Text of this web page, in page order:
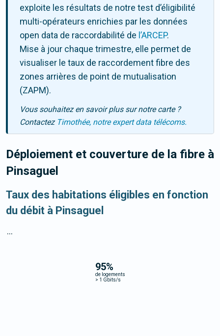
exploite les résultats de notre test d’éligibilité
multi-opérateurs enrichies par les données
open data de raccordabilité de l’ARCEP.
Mise à jour chaque trimestre, elle permet de
visualiser le taux de raccordement fibre des
zones arrières de point de mutualisation
(ZAPM).
Vous souhaitez en savoir plus sur notre carte ?
Contactez Timothée, notre expert data télécoms.
Déploiement et couverture de la fibre à
Pinsaguel
Taux des habitations éligibles en fonction
du débit à Pinsaguel
95%
de logements
> 1 Gbits/s
...